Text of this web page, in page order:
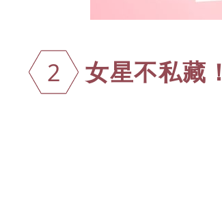
2 女星不私藏！